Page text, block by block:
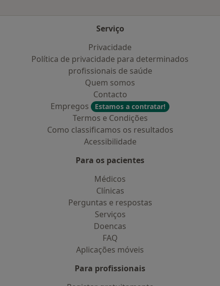
Serviço
Privacidade
Política de privacidade para determinados
profissionais de saúde
Quem somos
Contacto
Empregos
Estamos a contratar!
Termos e Condições
Como classificamos os resultados
Acessibilidade
Para os pacientes
Médicos
Clínicas
Perguntas e respostas
Serviços
Doencas
FAQ
Aplicações móveis
Para profissionais